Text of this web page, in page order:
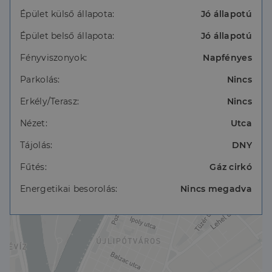
Épület külső állapota:
Jó állapotú
Épület belső állapota:
Jó állapotú
Fényviszonyok:
Napfényes
Parkolás:
Nincs
Erkély/Terasz:
Nincs
Nézet:
Utca
Tájolás:
DNY
Fűtés:
Gáz cirkó
Energetikai besorolás:
Nincs megadva